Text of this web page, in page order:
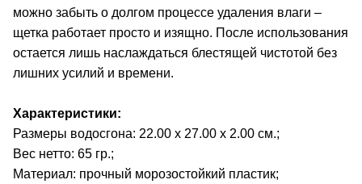
можно забыть о долгом процессе удаления влаги –
щетка работает просто и изящно. После использования
остается лишь наслаждаться блестящей чистотой без
лишних усилий и времени.
Характеристики:
Размеры водосгона: 22.00 х 27.00 х 2.00 см.;
Вес нетто: 65 гр.;
Материал: прочный морозостойкий пластик;